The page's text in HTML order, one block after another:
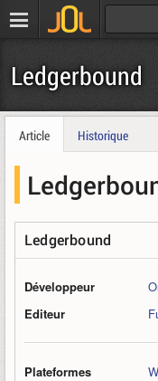
Ledgerbound
Article Historique
Ledgerbound
Développeur
Editeur
Plateformes